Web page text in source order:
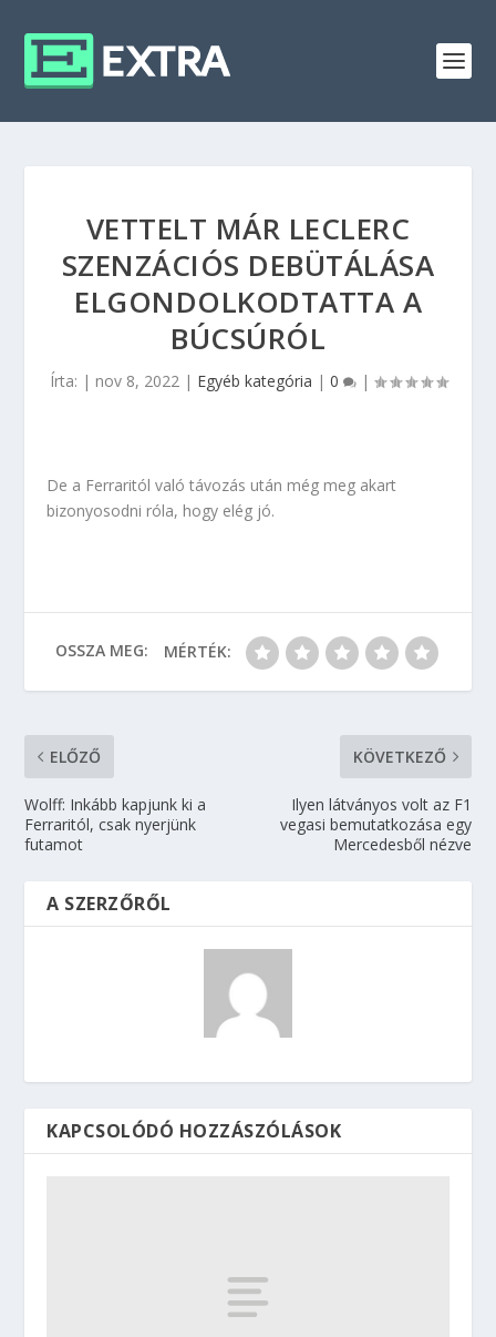
VETTELT MÁR LECLERC
SZENZÁCIÓS DEBÜTÁLÁSA
ELGONDOLKODTATTA A
BÚCSÚRÓL
Írta: | nov 8, 2022| Egyéb kategória | 0 |
De a Ferraritól való távozás után még meg akart
bizonyosodni róla, hogy elég jó.
OSSZA MEG: MÉRTÉK:
ELŐZŐ
Wolff: Inkább kapjunk ki a
Ferraritól, csak nyerjünk
futamot
KÖVETKEZŐ
Ilyen látványos volt az F1
vegasi bemutatkozása egy
Mercedesből nézve
A SZERZŐRŐL
KAPCSOLÓDÓ HOZZÁSZÓLÁSOK